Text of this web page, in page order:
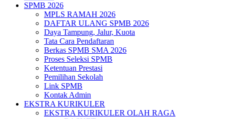
SPMB 2026
MPLS RAMAH 2026
DAFTAR ULANG SPMB 2026
Daya Tampung, Jalur, Kuota
Tata Cara Pendaftaran
Berkas SPMB SMA 2026
Proses Seleksi SPMB
Ketentuan Prestasi
Pemilihan Sekolah
Link SPMB
Kontak Admin
EKSTRA KURIKULER
EKSTRA KURIKULER OLAH RAGA